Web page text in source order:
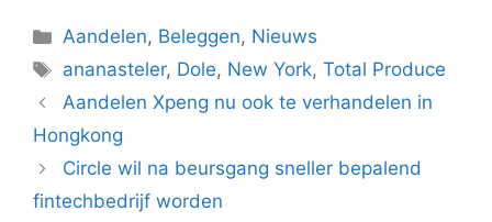
Categorieën
Aandelen, Beleggen, Nieuws
Tags
ananasteler, Dole, New York,Total Produce
Aandelen Xpeng nu ook te verhandelen in
Hongkong
Circle wil na beursgang sneller bepalend
fintechbedrijf worden